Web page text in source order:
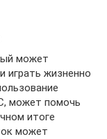
может
играть жизненно
может помочь
итоге
может